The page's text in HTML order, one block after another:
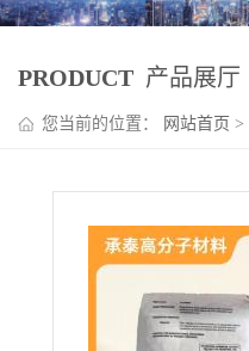
PRODUCT 产品展厅
您当前的位置： 网站首页 >